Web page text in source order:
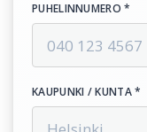
PUHELINNUMERO *
KAUPUNKI / KUNTA *